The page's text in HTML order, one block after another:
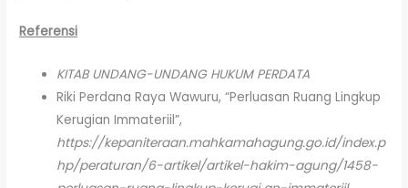
Referensi
KITAB UNDANG-UNDANG HUKUM PERDATA
Riki Perdana Raya Wawuru, “Perluasan Ruang Lingkup
Kerugian Immateriil”,
https://kepaniteraan.mahkamahagung.go.id/index.p
hp/peraturan/6-artikel/artikel-hakim-agung/1458-